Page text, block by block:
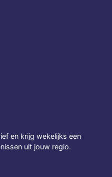
en krijg wekelijks een
uit jouw regio.